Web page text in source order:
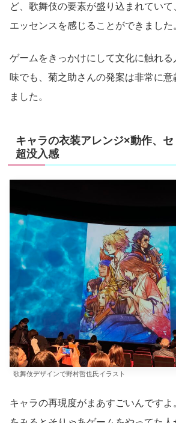
ど、歌舞伎の要素が盛り込まれてい
エッセンスを感じることができました
ゲームをきっかけにして文化に触れ
味でも、菊之助さんの発案は非常に
ました。
キャラの衣装アレンジ×動作、
超没入感
歌舞伎デザインで野村哲也氏イラスト
キャラの再現度がまあすごいんです